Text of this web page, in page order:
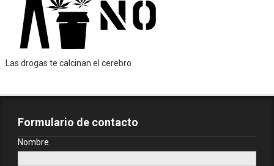
Las drogas te calcinan el cerebro
Formulario de contacto
Nombre